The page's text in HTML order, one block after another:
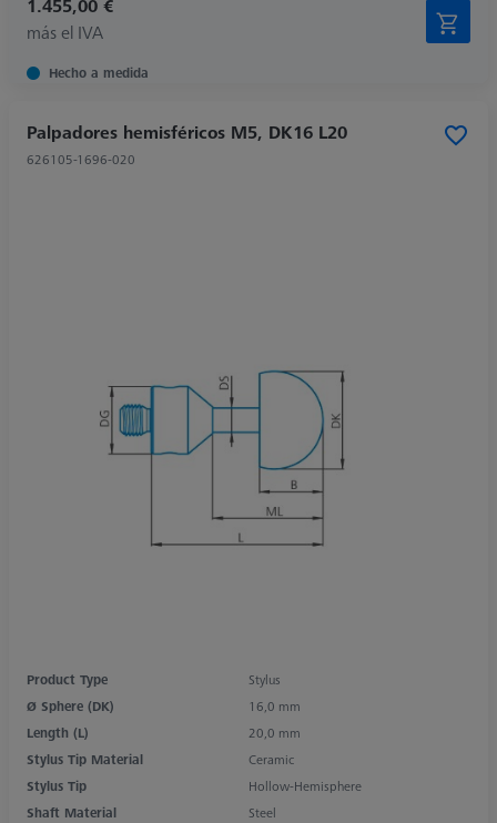
1.455,00 €
más el IVA
Hecho a medida
Palpadores hemisféricos M5, DK16 L20
626105-1696-020
Product Type
Stylus
Ø Sphere (DK)
16,0 mm
Length (L)
20,0 mm
Stylus Tip Material
Ceramic
Stylus Tip
Hollow-Hemisphere
Shaft Material
Steel